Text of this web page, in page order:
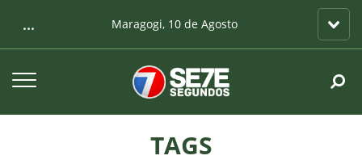
... Maragogi, 10 de Agosto
TAGS